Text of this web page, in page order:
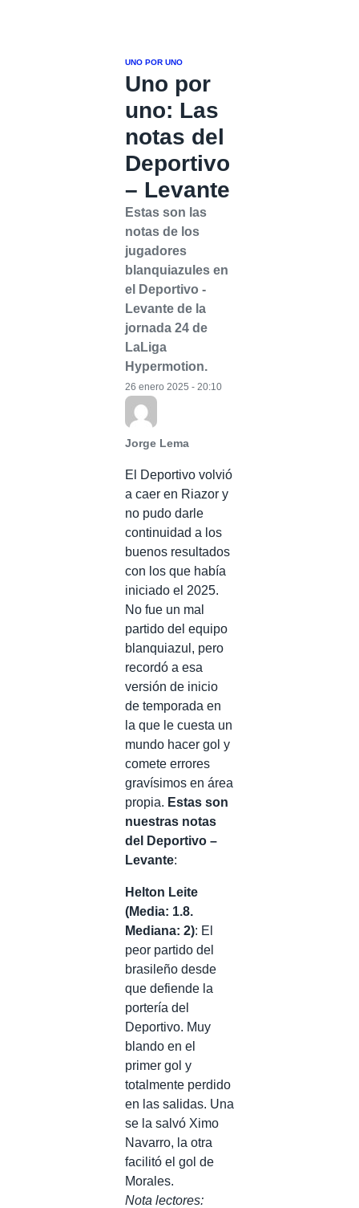
UNO POR UNO
Uno por
uno: Las
notas del
Deportivo
– Levante
Estas son las
notas de los
jugadores
blanquiazules en
el Deportivo -
Levante de la
jornada 24 de
LaLiga
Hypermotion.
Jorge Lema
26 enero 2025 - 20:10
El Deportivo volvió
a caer en Riazor y
no pudo darle
continuidad a los
buenos resultados
con los que había
iniciado el 2025.
No fue un mal
partido del equipo
blanquiazul, pero
recordó a esa
versión de inicio
de temporada en
la que le cuesta un
mundo hacer gol y
comete errores
gravísimos en área
propia. Estas son
nuestras notas
del Deportivo –
Levante:
Helton Leite
(Media: 1.8.
Mediana: 2): El
peor partido del
brasileño desde
que defiende la
portería del
Deportivo. Muy
blando en el
primer gol y
totalmente perdido
en las salidas. Una
se la salvó Ximo
Navarro, la otra
facilitó el gol de
Morales.
Nota lectores: